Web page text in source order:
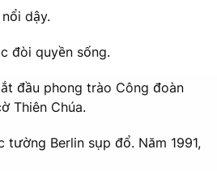
dậy.
đòi quyền sống.
đầu phong trào Công đoàn
Thiên Chúa.
tường Berlin sụp đổ. Năm 1991,